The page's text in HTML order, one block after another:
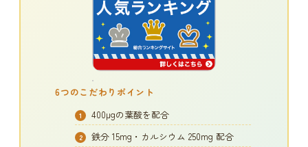
6つのこだわりポイント
400μgの葉酸を配合
鉄分 15mg・カルシウム 250mg 配合